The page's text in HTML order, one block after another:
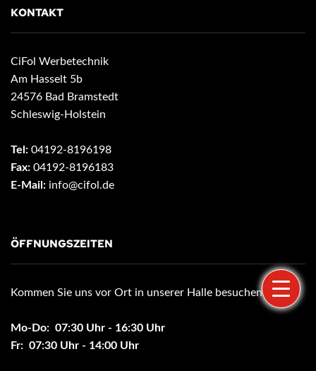
KONTAKT
CiFol Werbetechnik
Am Hasselt 5b
24576 Bad Bramstedt
Schleswig-Holstein
Tel: 04192-8196198
Fax: 04192-8196183
E-Mail: info@cifol.de
ÖFFNUNGSZEITEN
Kommen Sie uns vor Ort in unserer Halle besuchen.
Mo-Do: 07:30 Uhr - 16:30 Uhr
Fr: 07:30 Uhr - 14:00 Uhr